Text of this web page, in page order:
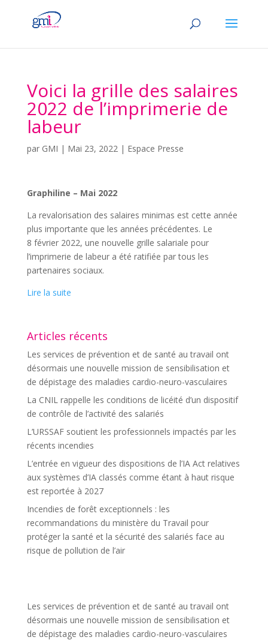
Voici la grille des salaires
2022 de l’imprimerie de
labeur
par GMI | Mai 23, 2022| Espace Presse
Graphiline – Mai 2022
La revalorisation des salaires minimas est cette année
plus importante que les années précédentes. Le
8 février 2022, une nouvelle grille salariale pour
l’imprimerie de labeur a été ratifiée par tous les
partenaires sociaux.
Lire la suite
Articles récents
Les services de prévention et de santé au travail ont
désormais une nouvelle mission de sensibilisation et
de dépistage des maladies cardio-neuro-vasculaires
La CNIL rappelle les conditions de licéité d’un dispositif
de contrôle de l’activité des salariés
L’URSSAF soutient les professionnels impactés par les
récents incendies
L’entrée en vigueur des dispositions de l’IA Act relatives
aux systèmes d’IA classés comme étant à haut risque
est reportée à 2027
Incendies de forêt exceptionnels : les
recommandations du ministère du Travail pour
protéger la santé et la sécurité des salariés face au
risque de pollution de l’air
Les services de prévention et de santé au travail ont
désormais une nouvelle mission de sensibilisation et
de dépistage des maladies cardio-neuro-vasculaires